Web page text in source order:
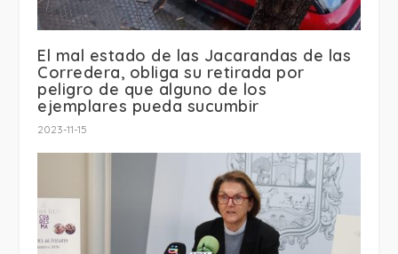
El mal estado de las Jacarandas de las
Corredera, obliga su retirada por
peligro de que alguno de los
ejemplares pueda sucumbir
2023-11-15